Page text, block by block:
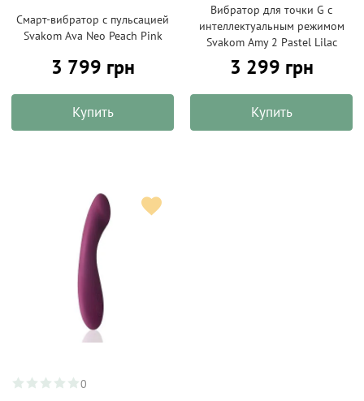
Смарт-вибратор с пульсацией
Svakom Ava Neo Peach Pink
3 799 грн
Купить
Вибратор для точки G с
интеллектуальным режимом
Svakom Amy 2 Pastel Lilac
3 299 грн
Купить
0